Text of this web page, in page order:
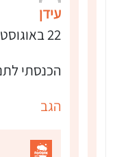
עידן
22 באוגוסט 2024 בשעה 14:25
הכנסתי
הגב